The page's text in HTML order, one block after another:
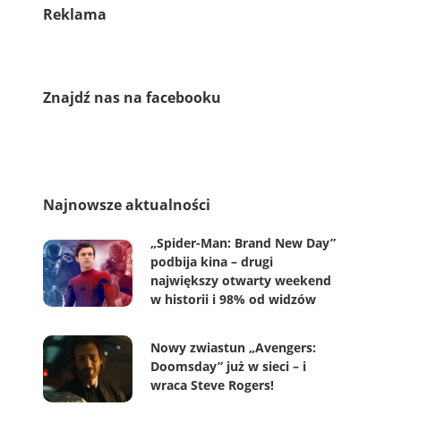
Reklama
Znajdź nas na facebooku
Najnowsze aktualności
„Spider-Man: Brand New Day”
podbija kina – drugi
największy otwarty weekend
w historii i 98% od widzów
Nowy zwiastun „Avengers:
Doomsday” już w sieci – i
wraca Steve Rogers!